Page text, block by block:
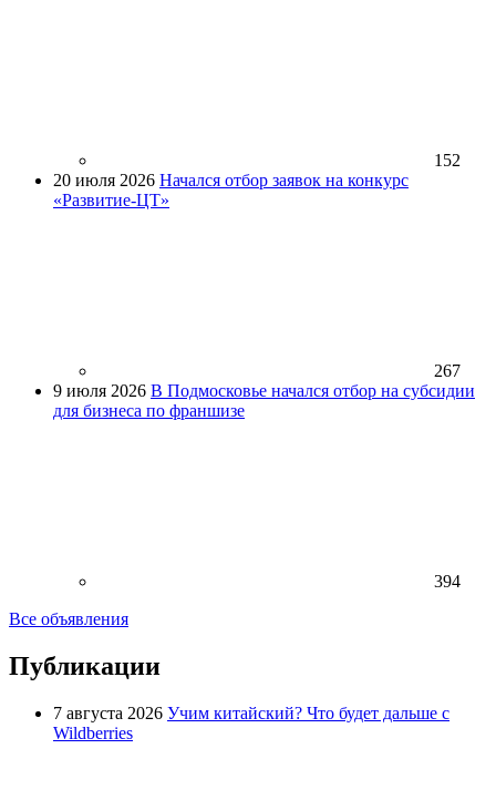
152
20 июля 2026 Начался отбор заявок на конкурс
«Развитие-ЦТ»
267
9 июля 2026 В Подмосковье начался отбор на субсидии
для бизнеса по франшизе
394
Все объявления
Публикации
7 августа 2026 Учим китайский? Что будет дальше с
Wildberries